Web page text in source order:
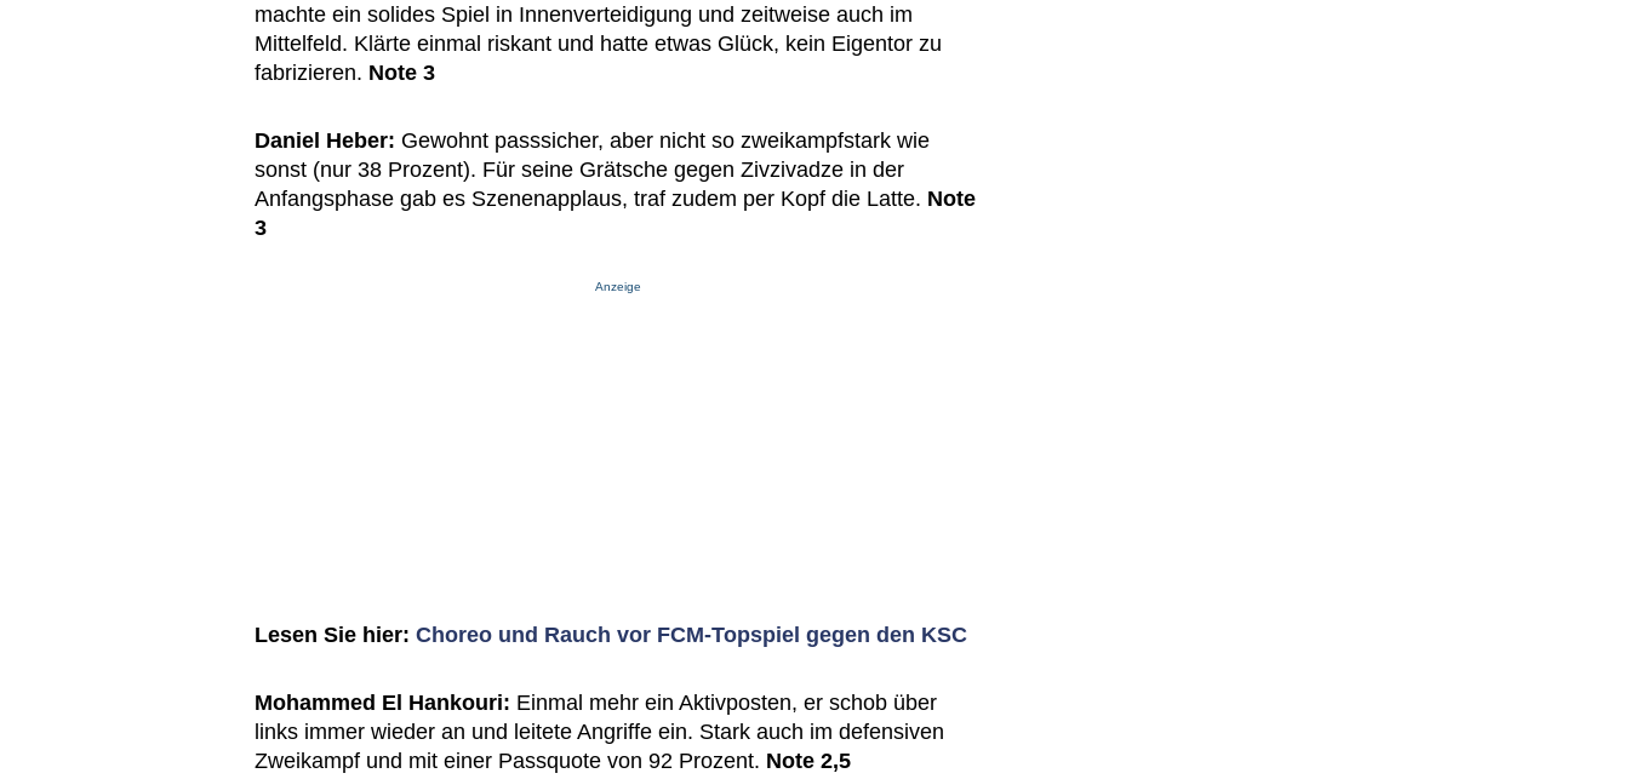
machte ein solides Spiel in Innenverteidigung und zeitweise auch im
Mittelfeld. Klärte einmal riskant und hatte etwas Glück, kein Eigentor zu
fabrizieren. Note 3
Daniel Heber: Gewohnt passsicher, aber nicht so zweikampfstark wie
sonst (nur 38 Prozent). Für seine Grätsche gegen Zivzivadze in der
Anfangsphase gab es Szenenapplaus, traf zudem per Kopf die Latte. Note
3
Anzeige
Lesen Sie hier: Choreo und Rauch vor FCM-Topspiel gegen den KSC
Mohammed El Hankouri: Einmal mehr ein Aktivposten, er schob über
links immer wieder an und leitete Angriffe ein. Stark auch im defensiven
Zweikampf und mit einer Passquote von 92 Prozent. Note 2,5